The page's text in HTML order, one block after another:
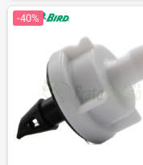
-40%